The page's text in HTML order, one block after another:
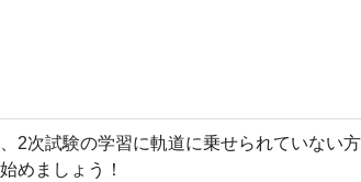
2次試験の学習に軌道に乗せられていない
めましょう！